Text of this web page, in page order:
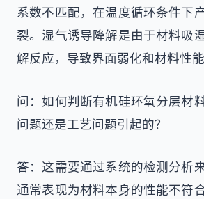
系数不匹配，在温度循环条件下
裂。湿气诱导降解是由于材料吸
解反应，导致界面弱化和材料性能
问：如何判断有机硅环氧分层材
问题还是工艺问题引起的？
答：这需要通过系统的检测分析
通常表现为材料本身的性能不符